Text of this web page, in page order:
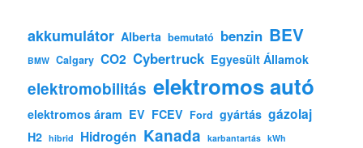
akkumulátor Alberta bemutató benzin BEV
BMW Calgary CO2 Cybertruck Egyesült Államok
elektromobilitás elektromos autó
elektromos áram EV FCEV Ford gyártás gázolaj
H2 hibrid Hidrogén Kanada karbantartás kWh